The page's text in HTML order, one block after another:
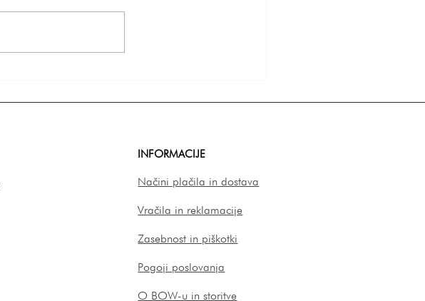
pozornost za posebne ljudi |
INFORMACIJE
Načini plačila in dostava
Vračila in reklamacije
Zasebnost in piškotki
Pogoji poslovanja
O BOW-u in storitve